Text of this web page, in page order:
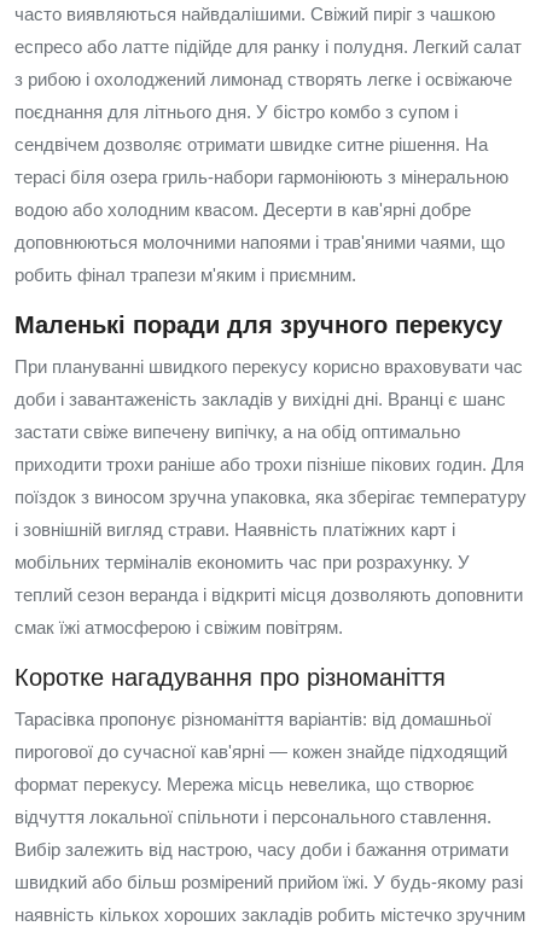
часто виявляються найвдалішими. Свіжий пиріг з чашкою
еспресо або латте підійде для ранку і полудня. Легкий салат
з рибою і охолоджений лимонад створять легке і освіжаюче
поєднання для літнього дня. У бістро комбо з супом і
сендвічем дозволяє отримати швидке ситне рішення. На
терасі біля озера гриль-набори гармоніюють з мінеральною
водою або холодним квасом. Десерти в кав'ярні добре
доповнюються молочними напоями і трав'яними чаями, що
робить фінал трапези м'яким і приємним.
Маленькі поради для зручного перекусу
При плануванні швидкого перекусу корисно враховувати час
доби і завантаженість закладів у вихідні дні. Вранці є шанс
застати свіже випечену випічку, а на обід оптимально
приходити трохи раніше або трохи пізніше пікових годин. Для
поїздок з виносом зручна упаковка, яка зберігає температуру
і зовнішній вигляд страви. Наявність платіжних карт і
мобільних терміналів економить час при розрахунку. У
теплий сезон веранда і відкриті місця дозволяють доповнити
смак їжі атмосферою і свіжим повітрям.
Коротке нагадування про різноманіття
Тарасівка пропонує різноманіття варіантів: від домашньої
пирогової до сучасної кав'ярні — кожен знайде підходящий
формат перекусу. Мережа місць невелика, що створює
відчуття локальної спільноти і персонального ставлення.
Вибір залежить від настрою, часу доби і бажання отримати
швидкий або більш розмірений прийом їжі. У будь-якому разі
наявність кількох хороших закладів робить містечко зручним